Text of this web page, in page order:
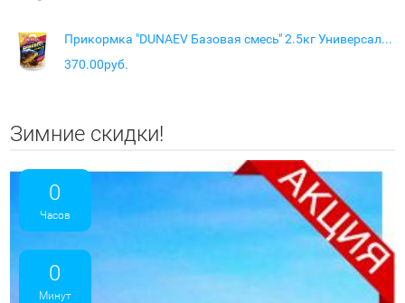
Прикормка "DUNAEV Базовая смесь" 2.5кг Универсальная
370.00руб.
Зимние скидки!
0
Часов
0
Минут